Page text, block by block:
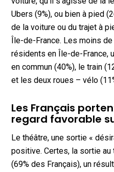
Ubers (9%), ou bien à pied
de la voiture ou du trajet à
Île-de-France. Les moins
résidents en Île-de-France,
en commun (40%), le train
et les deux roues – vélo
Les Français
regard favorable
Le théâtre, une sortie «
positive. Certes, la sortie
(69% des Français), un